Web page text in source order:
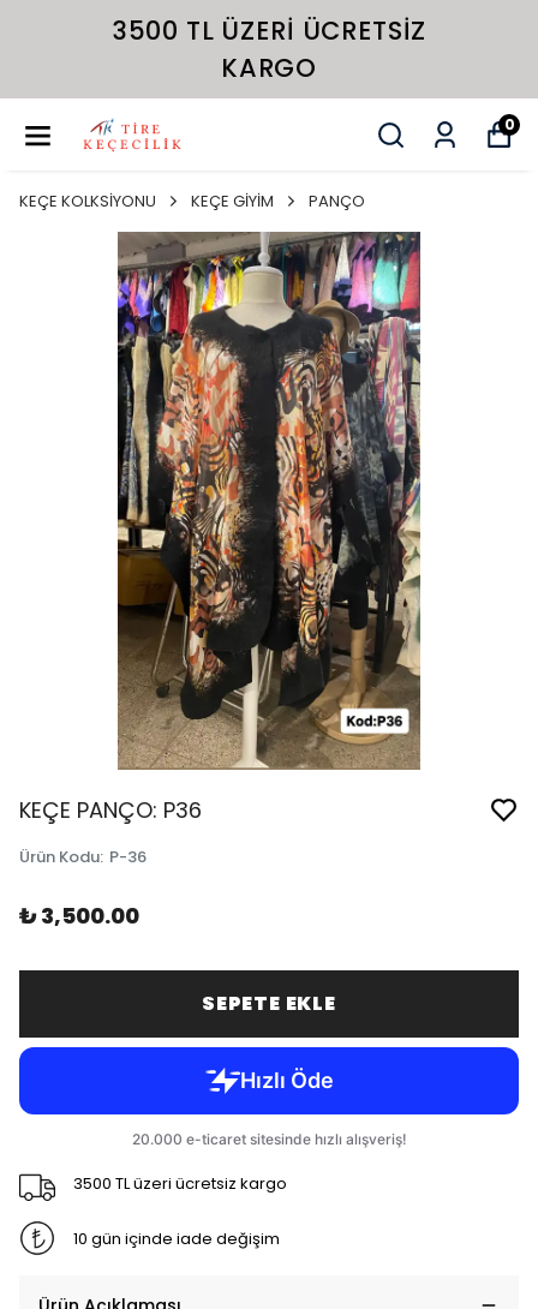
3500 TL ÜZERI ÜCRETSIZ
KARGO
0
KEÇE KOLKSİYONU KEÇE GİYİM PANÇO
KEÇE PANÇO: P36
Ürün Kodu: P-36
₺ 3,500.00
SEPETE EKLE
3500 TL üzeri ücretsiz kargo
10 gün içinde iade değişim